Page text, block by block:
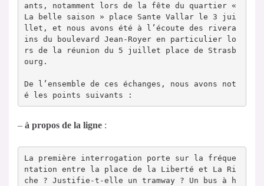
ants, notamment lors de la fête du quartier «
La belle saison » place Sante Vallar le 3 jui
llet, et nous avons été à l’écoute des rivera
ins du boulevard Jean-Royer en particulier lo
rs de la réunion du 5 juillet place de Strasb
ourg.
De l’ensemble de ces échanges, nous avons not
é les points suivants :
– à propos de la ligne :
La première interrogation porte sur la fréque
ntation entre la place de la Liberté et La Ri
che ? Justifie-t-elle un tramway ? Un bus à h